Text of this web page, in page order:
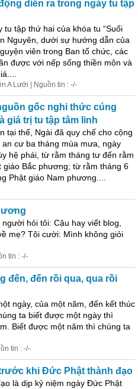
diễn ra trong ngày tu tập
tu tập thứ hai của khóa tu “Suối
Nguyên, dưới sự hướng dẫn của
viên trong Ban tổ chức, các
được với nếp sống thiền môn và
A Lưới | Nguồn tin : -/-
gốc nghi thức cúng
giá trị tu tập tâm linh
tại thế, Ngài đã quy chế cho cộng
cư ba tháng mùa mưa, ngày
hệ phái, từ rằm tháng tư đến rằm
giáo Bắc phương; từ rằm tháng 6
Phật giáo Nam phương....
hỏi tôi: Cậu hay viết blog,
mẹ? Tôi cười: Mình không giỏi
tin : -/-
đến, đến rồi qua, qua rồi
ngày, của một năm, đến kết thúc
ta biết được một ngày thì
Biết được một năm thì chúng ta
tin : -/-
khi Đức Phật thành đạo
là dịp kỷ niệm ngày Đức Phật